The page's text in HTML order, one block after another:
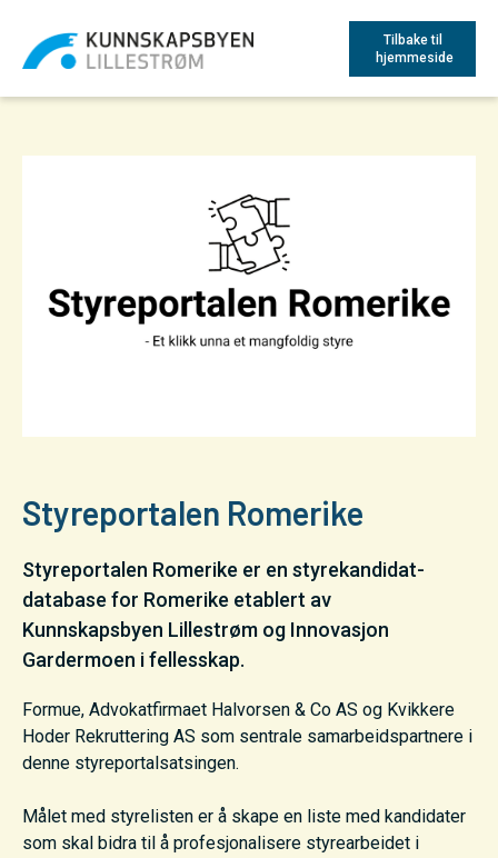
Tilbake til
hjemmeside
Styreportalen Romerike
Styreportalen Romerike er en styrekandidat-
database for Romerike etablert av
Kunnskapsbyen Lillestrøm og Innovasjon
Gardermoen i fellesskap.
Formue, Advokatfirmaet Halvorsen & Co AS og Kvikkere
Hoder Rekruttering AS som sentrale samarbeidspartnere i
denne styreportalsatsingen.
Målet med styrelisten er å skape en liste med kandidater
som skal bidra til å profesjonalisere styrearbeidet i